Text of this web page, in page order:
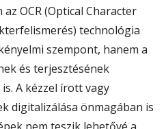
OCR (Optical Character
technológia
szempont, hanem a
és terjesztésének
A kézzel írott vagy
digitalizálása önmagában is